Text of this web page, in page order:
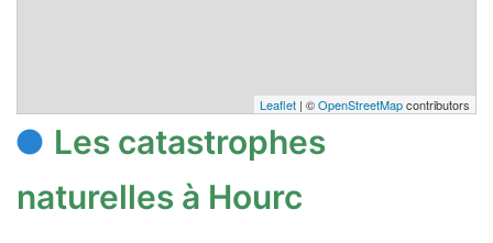
Leaflet | ©OpenStreetMapcontributors
Les catastrophes
naturelles à Hourc